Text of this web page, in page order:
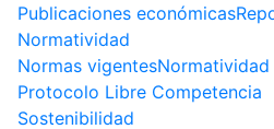
Publicaciones económicas
Normatividad
Normas vigentes
Protocolo Libre Competencia
Sostenibilidad